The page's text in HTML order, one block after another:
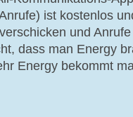
ist kostenlos
und
dass man Energy
Energy bekommt